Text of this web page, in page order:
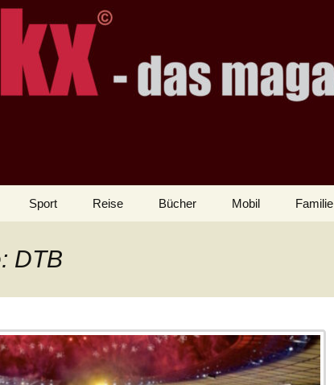
Sport Reise Bücher Mobil Familie
DTB